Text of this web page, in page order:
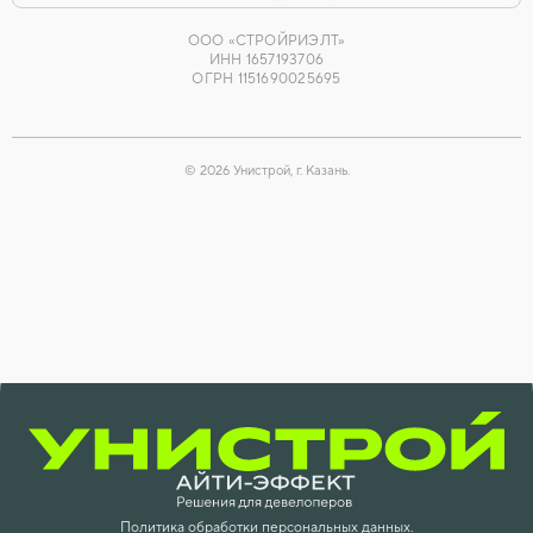
ООО «СТРОЙРИЭЛТ»
ИНН 1657193706
ОГРН 1151690025695
© 2026Унистрой, г. Казань.
Политика обработки персональных данных.